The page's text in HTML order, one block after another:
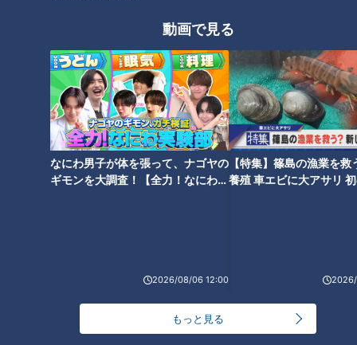
動画で見る
なにわ男子が体を張って、ナゴヤの
ギモンを大調査！【全力！なにわ実
2026/08/06 12:00
【特集】篠島の漁業を救
養殖 車エビに大アサリ
もっと見る
・距骨の傾きが与える健康への悪影響
距骨の傾きは、背骨を緊張させるため、そこに沿って走る自律
神経にも影響を与えます。そのため、睡眠障害・めまい・う
つ・むくみ・便秘など、全身の健康に悪影響を及ぼす可能性が
あります。
タイプ」の2つのタイプがあります。
・フロントタイプ(距骨がつま先側に傾いている)